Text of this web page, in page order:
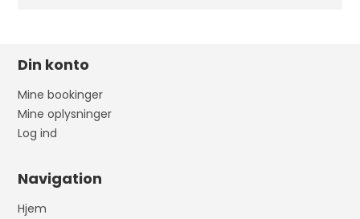
Din konto
Mine bookinger
Mine oplysninger
Log ind
Navigation
Hjem